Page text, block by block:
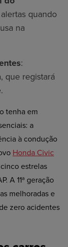
quando
na
:
que registará
tenha em
a
à condução
Honda Civic
estrelas
A 11ª geração
melhoradas e
zero acidentes